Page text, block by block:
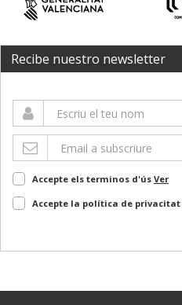
Recibe nuestro newsletter
Accepte els terminos d'ús Ver
Accepte la política de privacitat